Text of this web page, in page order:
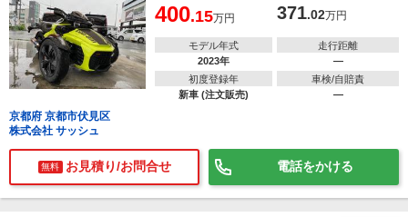
400.15万円 371.02万円
モデル年式
2023年
走行距離
―
初度登録年
新車 (注文販売)
車検/自賠責
―
京都府 京都市伏見区
株式会社 サッシュ
無料 お見積り/お問合せ 電話をかける